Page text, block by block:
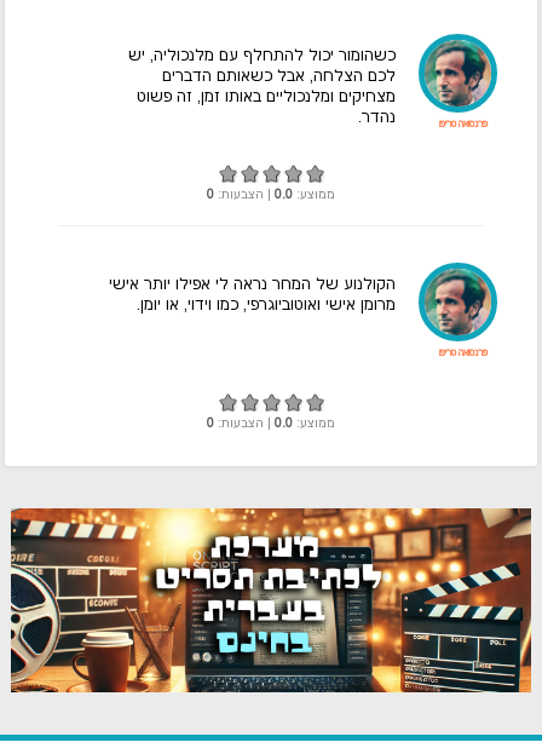
פרנסואה טריפו
כשהומור יכול להתחלף עם מלנכוליה, יש
לכם הצלחה, אבל כשאותם הדברים
מצחיקים ומלנכוליים באותו זמן, זה פשוט
נהדר.
ממוצע: 0.0 | הצבעות: 0
פרנסואה טריפו
הקולנוע של המחר נראה לי אפילו יותר אישי
מרומן אישי ואוטוביוגרפי, כמו וידוי, או יומן.
ממוצע: 0.0 | הצבעות: 0